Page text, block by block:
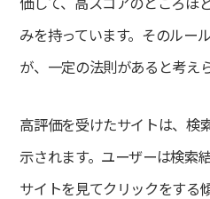
無料ホー
みを持っています。そのルー
が、一定の法則があると考え
高評価を受けたサイトは、検
示されます。ユーザーは検索
サイトを見てクリックをする